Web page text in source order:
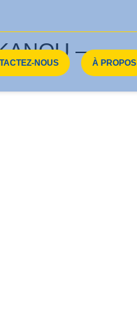
NOUS À PROPOS
–